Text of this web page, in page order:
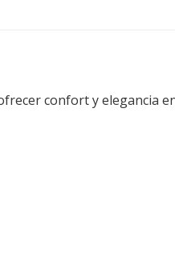
confort y elegancia